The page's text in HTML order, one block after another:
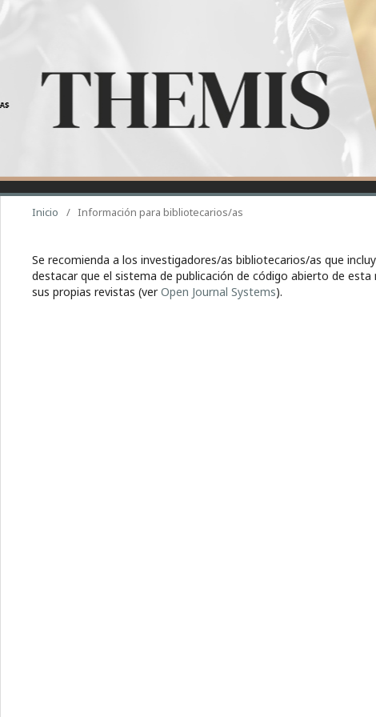
Inicio / Información para bibliotecarios/as
Se recomienda a los investigadores/as bibliotecarios/as que
destacar que el sistema de publicación de código abierto de
sus propias revistas (verOpen Journal Systems).